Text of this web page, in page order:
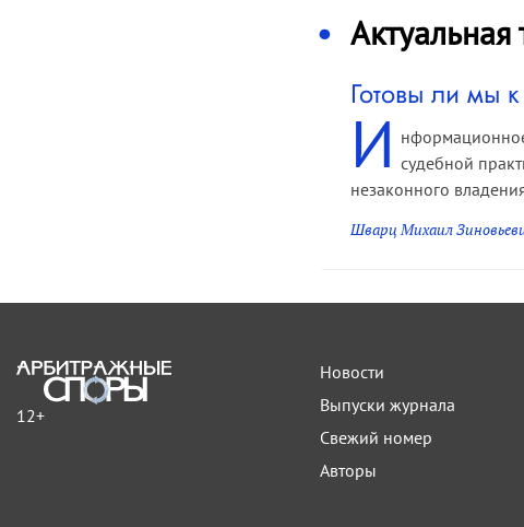
Актуальная
Готовы ли мы
И судебной
незаконного
Шварц Михаил
12+
Новости
Выпуски журнала
Свежий номер
Авторы